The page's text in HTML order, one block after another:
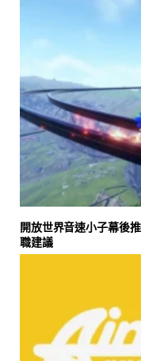
開放世界音速小子幕後
職建議